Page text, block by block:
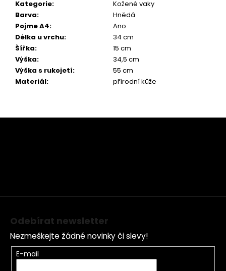
Kategorie:
Kožené vaky
Barva:
Hnědá
Pojme A4:
Ano
Délka u vrchu:
34 cm
Šířka:
15 cm
Výška:
34,5 cm
Výška s rukojetí:
55 cm
Materiál: přírodní kůže
Odebírat newsletter
Nezmeškejte žádné novinky či slevy!
E-mail